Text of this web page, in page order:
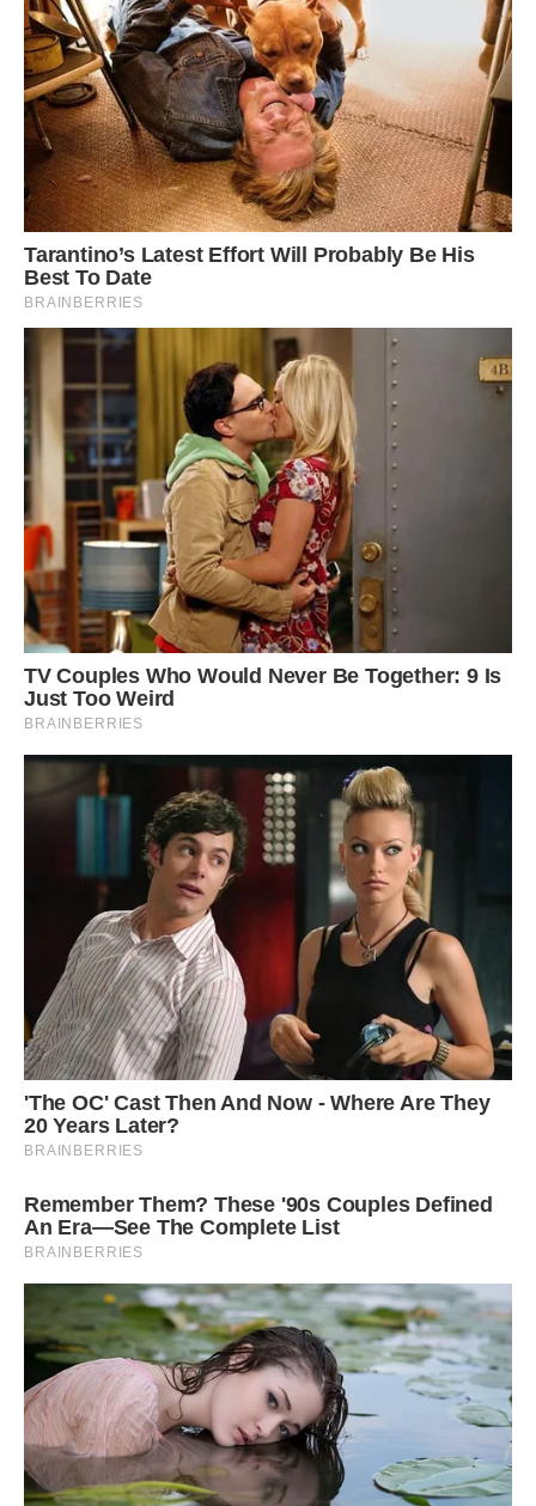
Це моя вина і я це знаю. Син звинувачує мене в своєму
житті кожен день. І він має рацію. Це я зі своїми амбіціями
стала причиною його сьогодення.
Наталя, перша невістка , вийшла заміж. У неї відмінна сім’я,
двоє дітей. Загальні знайомі сказали.
Уляна, друга невістка , теж заміжня. У неї дитинка, вона
працює, співає в церковному хорі. Я іноді бачу її в нашому
соборі, вона зі мною спілкується натягнуто. Я розумію її.
Віка , я до неї ходила, прощення просила, умовляла
відновити відносини з моїм сином і піти жити до нас, не
погодилась. Сказала, що в неї є чоловік і вона скоро
виходить заміж.
А я на пенсії, замість того, щоб радіти онукам, читати їм
казки і вчити з ними вірші, підстрибую від кожного стуку в
двері. Два роки я чую одне і теж: «Мати, приймай своє
нещастя! Щастя, ти його сама розтоптала! »
Вечорами, коли син спить, а я боюся включити телевізор,
Чому? А тому, що нема чого батькам втручатися в життя
дітей.
Знайшли вони свою половинку або четвертинку, нехай
живуть і радіють. А наша справа батьківська допомогти
добрим словом і ділом.
Шкода, що багато матерів, як і я, розуміють це з
пристойним запізненням. »